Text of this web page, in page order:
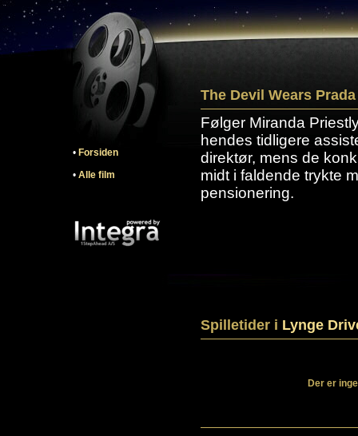
• Forsiden
• Alle film
The Devil Wears Prada
Følger Miranda
hendes tidligere
direktør, mens de
midt i faldende trykte
pensionering.
Spilletider i Lynge
Der er